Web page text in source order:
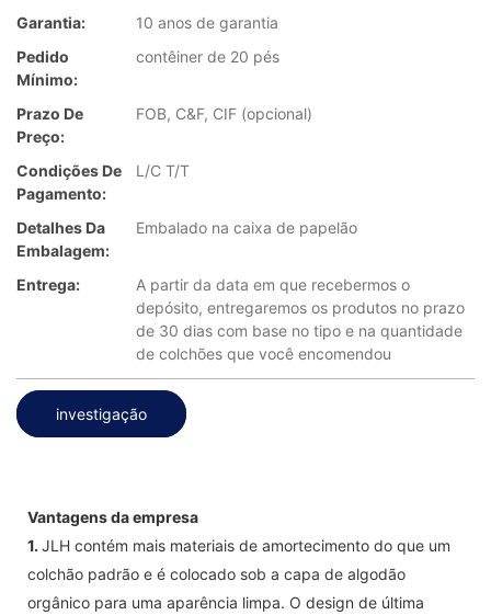
Garantia:
10 anos de garantia
Pedido
Mínimo:
contêiner de 20 pés
Prazo De
Preço:
FOB, C&F, CIF (opcional)
Condições De
Pagamento:
L/C T/T
Detalhes Da
Embalagem:
Embalado na caixa de papelão
Entrega:
A partir da data em que recebermos o
depósito, entregaremos os produtos no prazo
de 30 dias com base no tipo e na quantidade
de colchões que você encomendou
investigação
Vantagens da empresa
1. JLH contém mais materiais de amortecimento do que um
colchão padrão e é colocado sob a capa de algodão
orgânico para uma aparência limpa. O design de última